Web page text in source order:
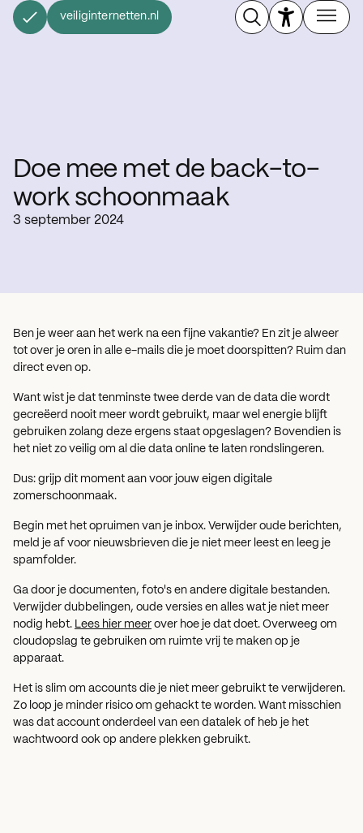
veiliginternetten.nl
Doe mee met de back-to-
work schoonmaak
3 september 2024
Ben je weer aan het werk na een fijne vakantie? En zit je alweer
tot over je oren in alle e-mails die je moet doorspitten? Ruim dan
direct even op.
Want wist je dat tenminste twee derde van de data die wordt
gecreëerd nooit meer wordt gebruikt, maar wel energie blijft
gebruiken zolang deze ergens staat opgeslagen? Bovendien is
het niet zo veilig om al die data online te laten rondslingeren.
Dus: grijp dit moment aan voor jouw eigen digitale
zomerschoonmaak.
Begin met het opruimen van je inbox. Verwijder oude berichten,
meld je af voor nieuwsbrieven die je niet meer leest en leeg je
spamfolder.
Ga door je documenten, foto's en andere digitale bestanden.
Verwijder dubbelingen, oude versies en alles wat je niet meer
nodig hebt. Lees hier meer over hoe je dat doet. Overweeg om
cloudopslag te gebruiken om ruimte vrij te maken op je
apparaat.
Het is slim om accounts die je niet meer gebruikt te verwijderen.
Zo loop je minder risico om gehackt te worden. Want misschien
was dat account onderdeel van een datalek of heb je het
wachtwoord ook op andere plekken gebruikt.